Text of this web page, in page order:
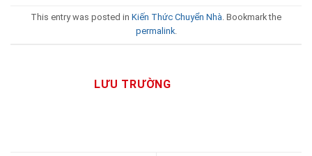
This entry was posted in Kiến Thức Chuyển Nhà. Bookmark the
permalink.
LƯU TRƯỜNG